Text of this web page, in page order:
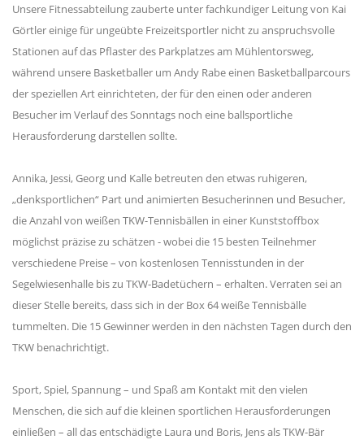
Unsere Fitnessabteilung zauberte unter fachkundiger Leitung von Kai
Görtler einige für ungeübte Freizeitsportler nicht zu anspruchsvolle
Stationen auf das Pflaster des Parkplatzes am Mühlentorsweg,
während unsere Basketballer um Andy Rabe einen Basketballparcours
der speziellen Art einrichteten, der für den einen oder anderen
Besucher im Verlauf des Sonntags noch eine ballsportliche
Herausforderung darstellen sollte.
Annika, Jessi, Georg und Kalle betreuten den etwas ruhigeren,
„denksportlichen“ Part und animierten Besucherinnen und Besucher,
die Anzahl von weißen TKW-Tennisbällen in einer Kunststoffbox
möglichst präzise zu schätzen - wobei die 15 besten Teilnehmer
verschiedene Preise – von kostenlosen Tennisstunden in der
Segelwiesenhalle bis zu TKW-Badetüchern – erhalten. Verraten sei an
dieser Stelle bereits, dass sich in der Box 64 weiße Tennisbälle
tummelten. Die 15 Gewinner werden in den nächsten Tagen durch den
TKW benachrichtigt.
Sport, Spiel, Spannung – und Spaß am Kontakt mit den vielen
Menschen, die sich auf die kleinen sportlichen Herausforderungen
einließen – all das entschädigte Laura und Boris, Jens als TKW-Bär